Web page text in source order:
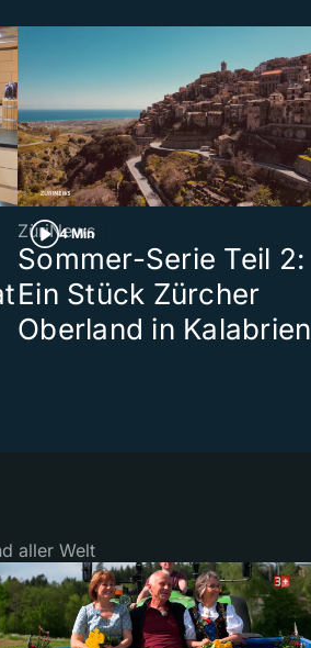
4 Min
ZüriNews
Sommer-Serie Teil 2:
Ein Stück Zürcher
Oberland in Kalabrien
aller Welt